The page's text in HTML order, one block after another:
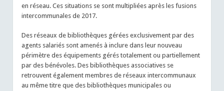
en réseau. Ces situations se sont multipliées après les fusions
intercommunales de 2017.
Des réseaux de bibliothèques gérées exclusivement par des
agents salariés sont amenés à inclure dans leur nouveau
périmètre des équipements gérés totalement ou partiellement
par des bénévoles. Des bibliothèques associatives se
retrouvent également membres de réseaux intercommunaux
au même titre que des bibliothèques municipales ou